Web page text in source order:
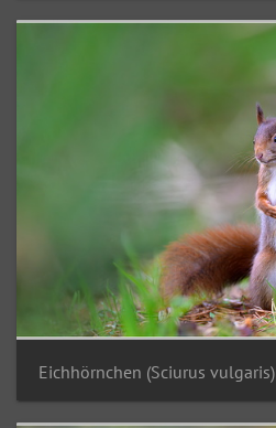
Eichhörnchen (Sciurus vulgaris)